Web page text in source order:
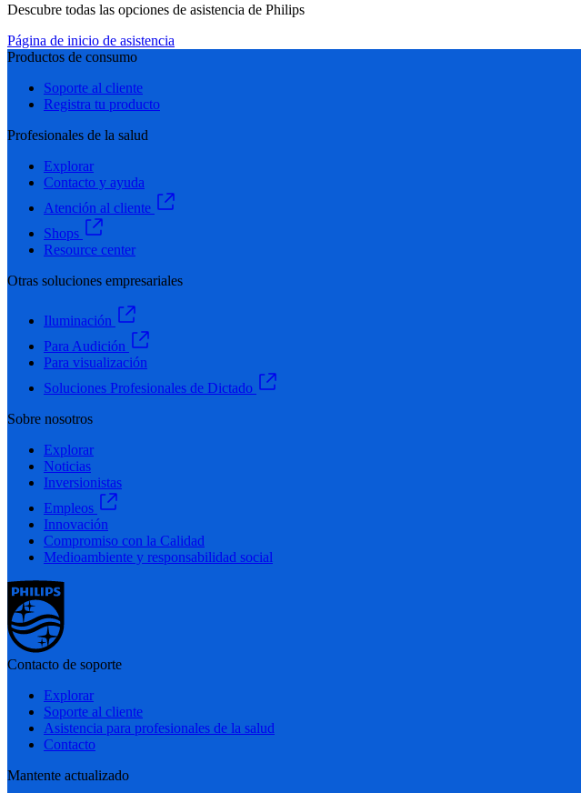
Descubre todas las opciones de asistencia de Philips
Página de inicio de asistencia
Productos de consumo
Soporte al cliente
Registra tu producto
Profesionales de la salud
Explorar
Contacto y ayuda
Atención al cliente
Shops
Resource center
Otras soluciones empresariales
Iluminación
Para Audición
Para visualización
Soluciones Profesionales de Dictado
Sobre nosotros
Explorar
Noticias
Inversionistas
Empleos
Innovación
Compromiso con la Calidad
Medioambiente y responsabilidad social
Contacto de soporte
Explorar
Soporte al cliente
Asistencia para profesionales de la salud
Contacto
Mantente actualizado